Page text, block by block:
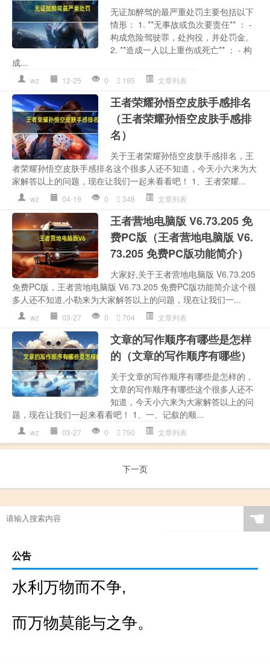
无证加醉驾的最严重处罚主要包括以下
情形： 1. **无事故或负次要责任** ： -
构成危险驾驶罪，处拘役，并处罚金。
2. **造成一人以上重伤或死亡** ： - 构
成...
wz 12-25 0 195 文章列表
王者荣耀孙悟空皮肤手感排名
（王者荣耀孙悟空皮肤手感排
名）
关于王者荣耀孙悟空皮肤手感排名，王
者荣耀孙悟空皮肤手感排名这个很多人还不知道，今天小六来为大
家解答以上的问题，现在让我们一起来看看吧！ 1、王者荣耀...
wz 04-19 0 348 文章列表
王者营地电脑版 V6.73.205 免
费PC版（王者营地电脑版 V6.
73.205 免费PC版功能简介）
大家好,关于王者营地电脑版 V6.73.205
免费PC版，王者营地电脑版 V6.73.205 免费PC版功能简介这个很
多人还不知道,小勒来为大家解答以上的问题，现在让我们一...
wz 03-27 0 704 文章列表
文章的写作顺序有哪些是怎样
的（文章的写作顺序有哪些）
关于文章的写作顺序有哪些是怎样的，
文章的写作顺序有哪些这个很多人还不
知道，今天小六来为大家解答以上的问
题，现在让我们一起来看看吧！ 1、一、记叙的顺...
wz 03-27 0 750 文章列表
下一页
☚
公告
水利万物而不争,
而万物莫能与之争。